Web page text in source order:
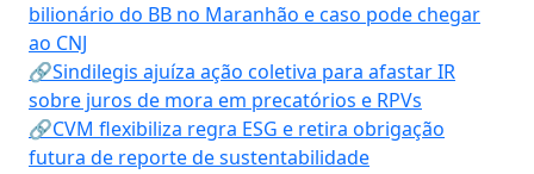
bilionário do BB no Maranhão e caso pode chegar
ao CNJ
🔗Sindilegis ajuíza ação coletiva para afastar IR
sobre juros de mora em precatórios e RPVs
🔗CVM flexibiliza regra ESG e retira obrigação
futura de reporte de sustentabilidade